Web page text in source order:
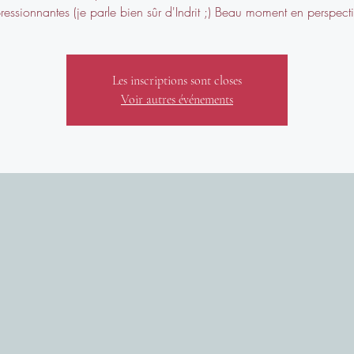
(je parle bien sûr d'Indrit ;) Beau moment en
Les inscriptions sont closes
Voir autres événements